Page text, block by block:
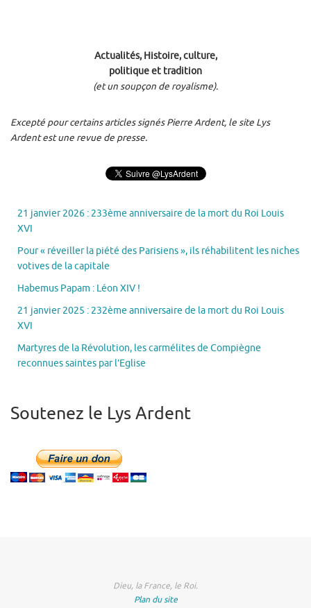
Actualités, Histoire, culture,
politique et tradition
(et un soupçon de royalisme).
Excepté pour certains articles signés Pierre Ardent, le site Lys
Ardent est une revue de presse.
21 janvier 2026 : 233ème anniversaire de la mort du Roi Louis
XVI
Pour « réveiller la piété des Parisiens », ils réhabilitent les niches
votives de la capitale
Habemus Papam : Léon XIV !
21 janvier 2025 : 232ème anniversaire de la mort du Roi Louis
XVI
Martyres de la Révolution, les carmélites de Compiègne
reconnues saintes par l’Eglise
Soutenez le Lys Ardent
Dieu, la France, le Roi.
Plan du site